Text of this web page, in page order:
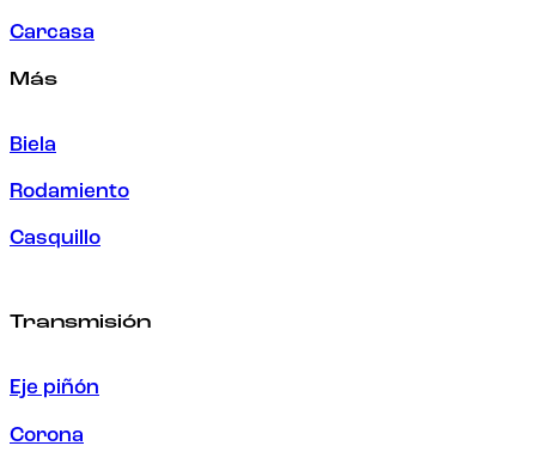
Carcasa
Más
Biela
Rodamiento
Casquillo
Transmisión
Eje piñón
Corona